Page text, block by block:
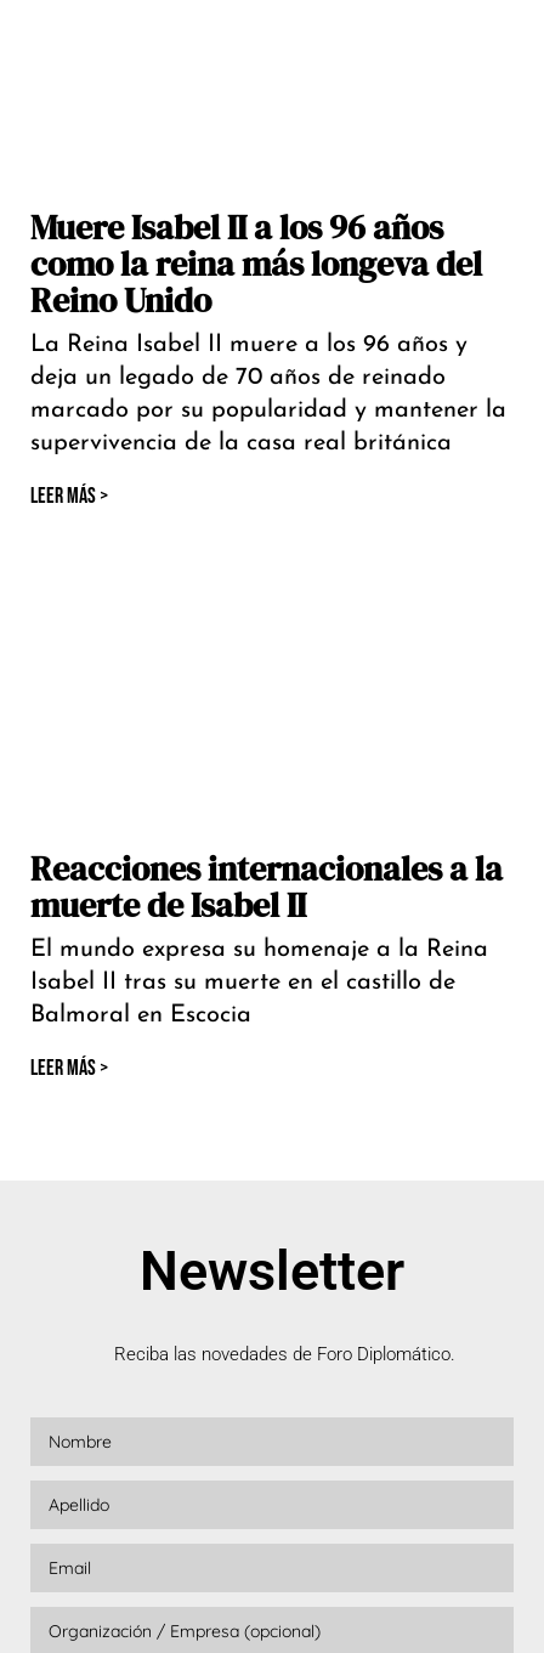
Muere Isabel II a los 96 años
como la reina más longeva del
Reino Unido
La Reina Isabel II muere a los 96 años y
deja un legado de 70 años de reinado
marcado por su popularidad y mantener la
supervivencia de la casa real británica
LEER MÁS >
Reacciones internacionales a la
muerte de Isabel II
El mundo expresa su homenaje a la Reina
Isabel II tras su muerte en el castillo de
Balmoral en Escocia
LEER MÁS >
Newsletter
Reciba las novedades de Foro Diplomático.